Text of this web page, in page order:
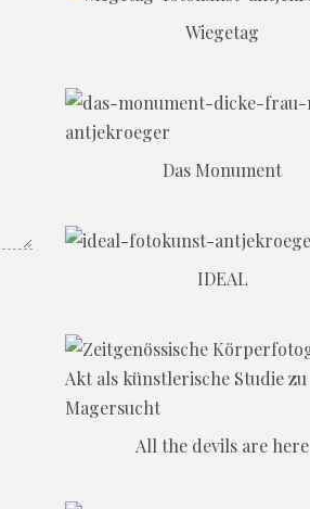
Wiegetag
Das Monument
IDEAL
All the devils are here